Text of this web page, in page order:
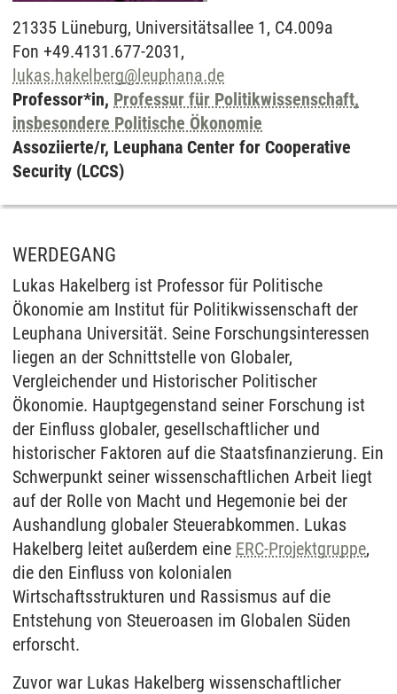
21335 Lüneburg, Universitätsallee 1, C4.009a
Fon +49.4131.677-2031,
lukas.hakelberg@leuphana.de
Professor*in, Professur für Politikwissenschaft,
insbesondere Politische Ökonomie
Assoziierte/r, Leuphana Center for Cooperative
Security (LCCS)
WERDEGANG
Lukas Hakelberg ist Professor für Politische
Ökonomie am Institut für Politikwissenschaft der
Leuphana Universität. Seine Forschungsinteressen
liegen an der Schnittstelle von Globaler,
Vergleichender und Historischer Politischer
Ökonomie. Hauptgegenstand seiner Forschung ist
der Einfluss globaler, gesellschaftlicher und
historischer Faktoren auf die Staatsfinanzierung. Ein
Schwerpunkt seiner wissenschaftlichen Arbeit liegt
auf der Rolle von Macht und Hegemonie bei der
Aushandlung globaler Steuerabkommen. Lukas
Hakelberg leitet außerdem eine ERC-Projektgruppe,
die den Einfluss von kolonialen
Wirtschaftsstrukturen und Rassismus auf die
Entstehung von Steueroasen im Globalen Süden
erforscht.
Zuvor war Lukas Hakelberg wissenschaftlicher